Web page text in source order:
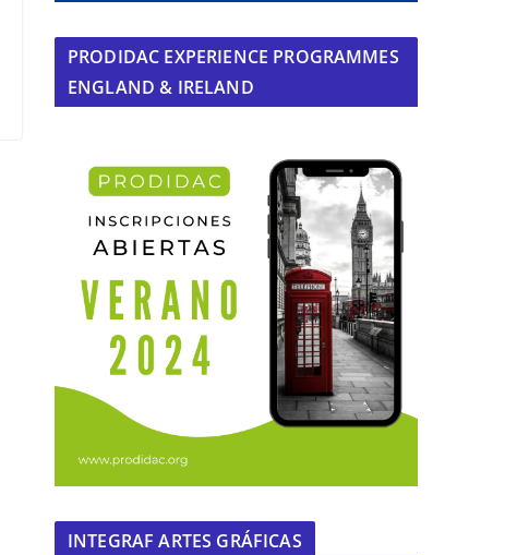
PRODIDAC EXPERIENCE PROGRAMMES
ENGLAND & IRELAND
INTEGRAF ARTES GRÁFICAS